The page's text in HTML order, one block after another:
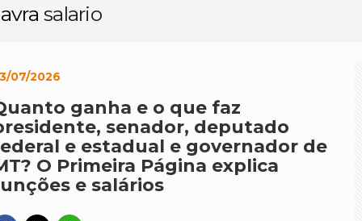
custa mais do que a vida pode esperar
de eleitores em 16 anos; 41 mil são menores de 18 e mais
edital para publicação e tradução de autores brasileiros
Allan Kardec realiza 1º Hackaton de comunicação eleitoral
salario
07/2026
ganha e o que faz
senador, deputado
e estadual e governador de
O Primeira Página explica
e salários